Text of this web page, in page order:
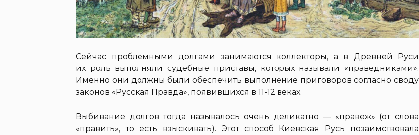
Сейчас проблемными долгами занимаются коллекторы, а в Древней Руси
их роль выполняли судебные приставы, которых называли «праведниками».
Именно они должны были обеспечить выполнение приговоров согласно своду
законов «Русская Правда», появившихся в 11-12 веках.
Выбивание долгов тогда называлось очень деликатно — «правеж» (от слова
«править», то есть взыскивать). Этот способ Киевская Русь позаимствовала